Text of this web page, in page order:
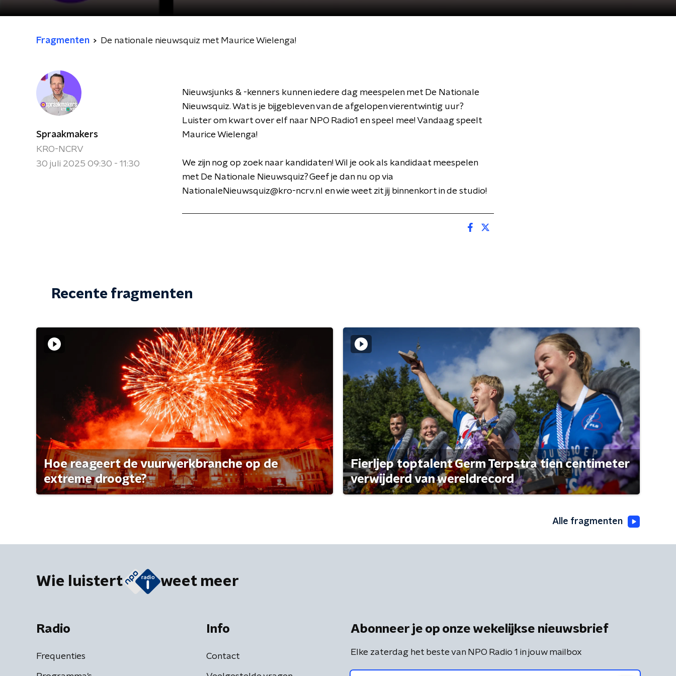
Fragmenten De nationale nieuwsquiz met Maurice Wielenga!
Spraakmakers
KRO-NCRV
30 juli 2025 09:30 - 11:30
Nieuwsjunks & -kenners kunnen iedere dag meespelen met De Nationale
Nieuwsquiz. Wat is je bijgebleven van de afgelopen vierentwintig uur?
Luister om kwart over elf naar NPO Radio1 en speel mee! Vandaag speelt
Maurice Wielenga!
We zijn nog op zoek naar kandidaten! Wil je ook als kandidaat meespelen
met De Nationale Nieuwsquiz? Geef je dan nu op via
NationaleNieuwsquiz@kro-ncrv.nl en wie weet zit jij binnenkort in de studio!
Recente fragmenten
Hoe reageert de vuurwerkbranche op de
extreme droogte?
Fierljep toptalent Germ Terpstra tien centimeter
verwijderd van wereldrecord
Alle fragmenten
Wie luistert weet meer
Radio
Frequenties
Info
Contact
Abonneer je op onze wekelijkse nieuwsbrief
Elke zaterdag het beste van NPO Radio 1 in jouw mailbox